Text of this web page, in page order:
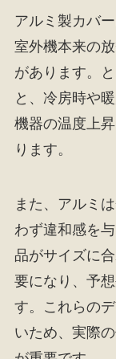
アルミ製カバ
室外機本来の
があります。
と、冷房時や
機器の温度上
ります。
また、アルミ
わず違和感を
品がサイズに
要になり、予
す。これらの
いため、実際